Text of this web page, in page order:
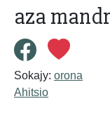
aza
Sokajy: orona
Ahitsio